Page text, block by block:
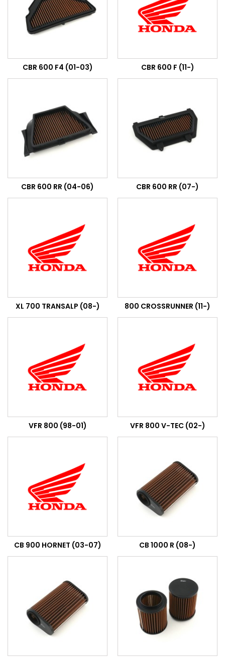
CBR 600 F4 (01-03) CBR 600 F (11-)
CBR 600 RR (04-06) CBR 600 RR (07-)
XL 700 TRANSALP (08-) 800 CROSSRUNNER (11-)
VFR 800 (98-01) VFR 800 V-TEC (02-)
CB 900 HORNET (03-07) CB 1000 R (08-)